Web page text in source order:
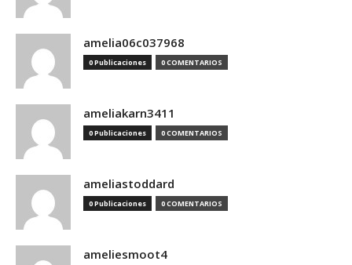
amelia06c037968
0 Publicaciones 0 COMENTARIOS
ameliakarn3411
0 Publicaciones 0 COMENTARIOS
ameliastoddard
0 Publicaciones 0 COMENTARIOS
ameliesmoot4